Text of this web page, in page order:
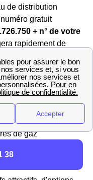
de distribution
gratuit
+ n° de votre
rapidement de
de gaz en 2025 à
et vous
de gaz, il est
unes aux autres.
de gaz
38